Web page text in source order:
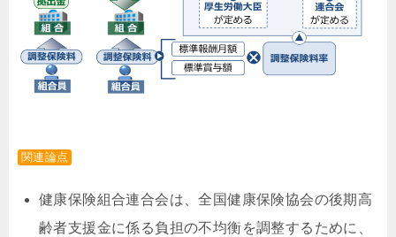
関連論点
健康保険組合連合会は、全国健康保険協会の後期高
齢者支援金に係る負担の不均衡を調整するために、